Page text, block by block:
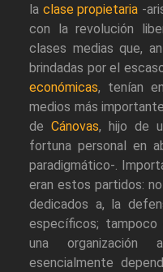
la clase propietaria -
con la revolución
clases medias que,
brindadas por el
económicas, tenían
medios más
de Cánovas, hijo de
fortuna personal en
paradigmático-.
eran estos partidos:
dedicados a, la
específicos; tampoco
una organización
esencialmente